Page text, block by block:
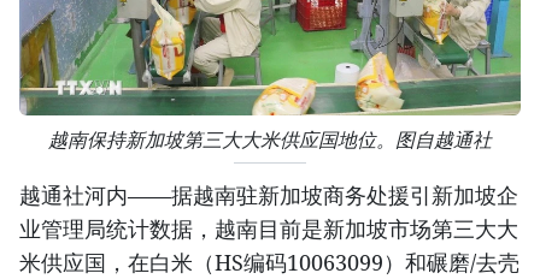
越南保持新加坡第三大大米供应国地位。图自越通社
越通社河内——据越南驻新加坡商务处援引新加坡企
业管理局统计数据，越南目前是新加坡市场第三大大
米供应国，在白米（HS编码10063099）和碾磨/去壳